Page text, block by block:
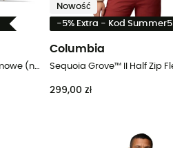
Snowtrot Ease™ - Kapcie zimowe (np. kapcie Subu) damskie
Nowość
-5% Extra - Kod Summer5
Columbia
299,00 zł